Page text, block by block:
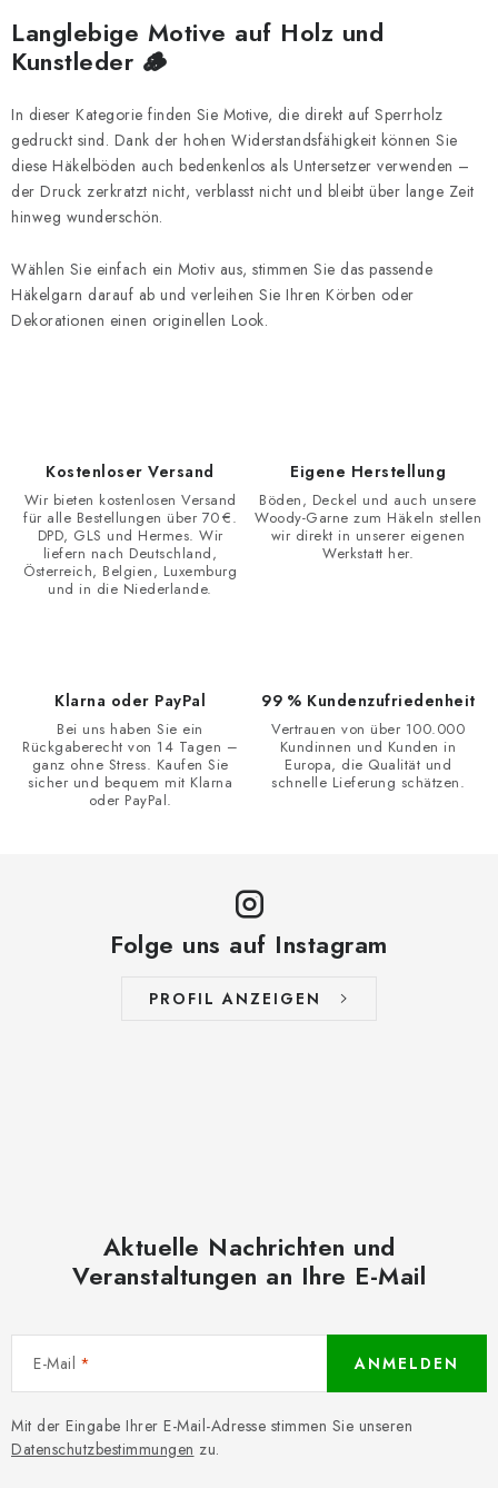
r
L
s
t
e
Langlebige Motive auf Holz und
Kunstleder 🪵
In dieser Kategorie finden Sie Motive, die direkt auf Sperrholz
gedruckt sind. Dank der hohen Widerstandsfähigkeit können Sie
diese Häkelböden auch bedenkenlos als Untersetzer verwenden –
der Druck zerkratzt nicht, verblasst nicht und bleibt über lange Zeit
hinweg wunderschön.
Wählen Sie einfach ein Motiv aus, stimmen Sie das passende
Häkelgarn darauf ab und verleihen Sie Ihren Körben oder
Dekorationen einen originellen Look.
Kostenloser Versand
Wir bieten kostenlosen Versand
für alle Bestellungen über 70 €.
DPD, GLS und Hermes. Wir
liefern nach Deutschland,
Österreich, Belgien, Luxemburg
und in die Niederlande.
Eigene Herstellung
Böden, Deckel und auch unsere
Woody-Garne zum Häkeln stellen
wir direkt in unserer eigenen
Werkstatt her.
Klarna oder PayPal
Bei uns haben Sie ein
Rückgaberecht von 14 Tagen –
ganz ohne Stress. Kaufen Sie
sicher und bequem mit Klarna
oder PayPal.
99 % Kundenzufriedenheit
Vertrauen von über 100.000
Kundinnen und Kunden in
Europa, die Qualität und
schnelle Lieferung schätzen.
Folge uns auf Instagram
PROFIL ANZEIGEN
Aktuelle Nachrichten und
Veranstaltungen an Ihre E-Mail
E-Mail
Mit der Eingabe Ihrer E-Mail-Adresse stimmen Sie unseren
Datenschutzbestimmungen zu.
ANMELDEN